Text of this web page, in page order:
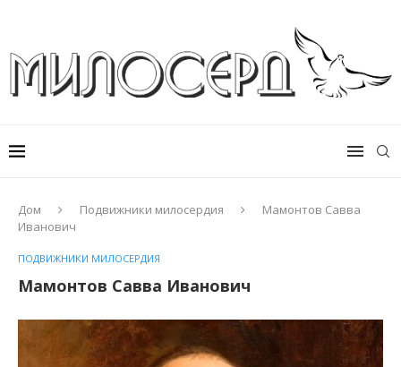
Дом Подвижники милосердия
Мамонтов Савва
Иванович
ПОДВИЖНИКИ МИЛОСЕРДИЯ
Мамонтов Савва Иванович